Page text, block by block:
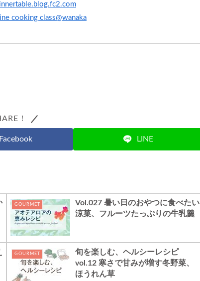
cooking class@wanaka
！
Facebook LINE
GOURMET
Vol.027 暑い日のおやつに食べたい
涼菓、フルーツたっぷりの牛乳羹
GOURMET
旬を楽しむ、ヘルシーレシピ
vol.12 寒さで甘みが増す冬野菜、
ほうれん草